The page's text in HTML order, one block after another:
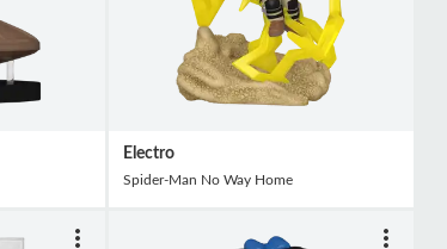
Electro
Spider-Man No Way Home